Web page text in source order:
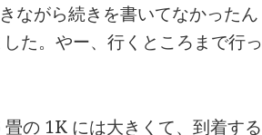
ながら続きを書いてなかったん
た。やー、行くところまで行っ
の 1K には大きくて、到着する